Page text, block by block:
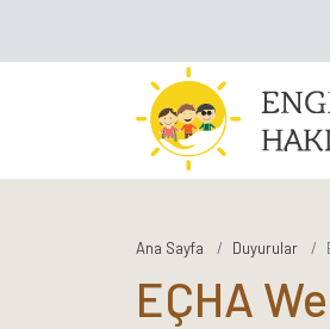
Ana Sayfa Duyurular
EÇHA